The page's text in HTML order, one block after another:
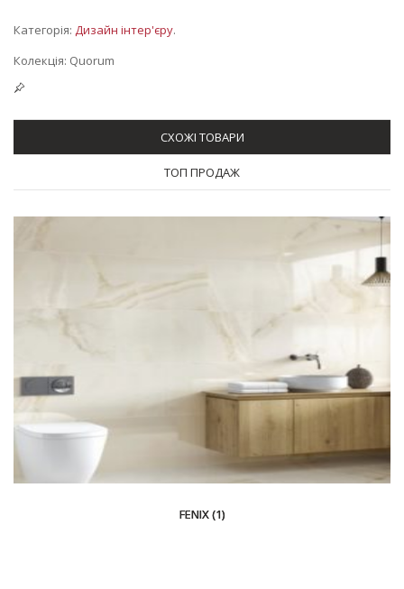
Категорія: Дизайн інтер'єру.
Колекція: Quorum
СХОЖІ ТОВАРИ
ТОП ПРОДАЖ
FENIX (1)